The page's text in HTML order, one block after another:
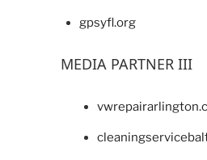
gpsyfl.org
MEDIA PARTNER III